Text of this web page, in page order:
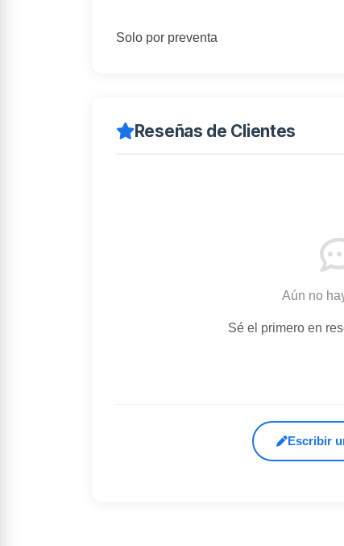
Solo por preventa
Reseñas de Clientes
Aún no
Sé el primero en
Escribir